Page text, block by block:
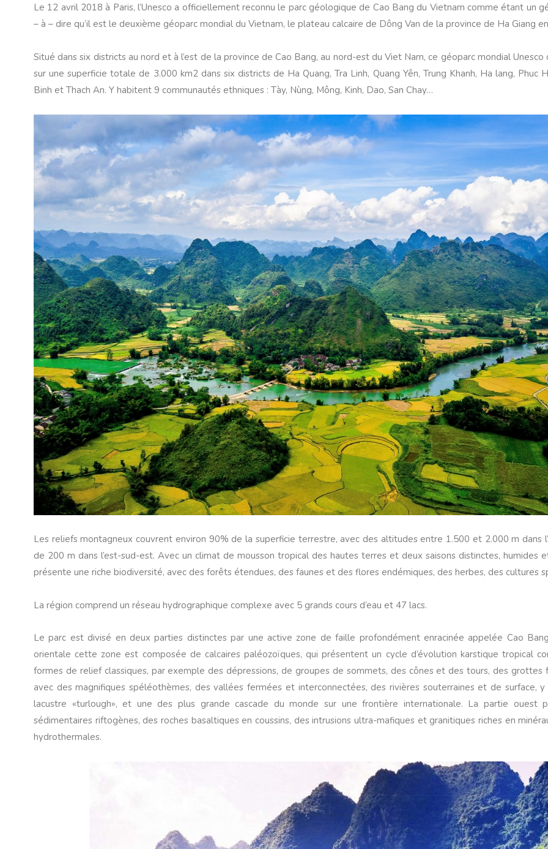
Le 12 avril 2018 à Paris, l’Unesco a officiellement reconnu le parc géologique de Cao Bang du Vietnam comme étant un
– à – dire qu’il est le deuxième géoparc mondial du Vietnam, le plateau calcaire de Dông Van de la province de Ha Giang
Situé dans six districts au nord et à l’est de la province de Cao Bang, au nord-est du Viet Nam, ce géoparc mondial Unesco
sur une superficie totale de 3.000 km2 dans six districts de Ha Quang, Tra Linh, Quang Yên, Trung Khanh, Ha lang, Phuc
Binh et Thach An. Y habitent 9 communautés ethniques : Tày, Nùng, Mông, Kinh, Dao, San Chay…
Les reliefs montagneux couvrent environ 90% de la superficie terrestre, avec des altitudes entre 1.500 et 2.000 m dans
de 200 m dans l’est-sud-est. Avec un climat de mousson tropical des hautes terres et deux saisons distinctes, humides
présente une riche biodiversité, avec des forêts étendues, des faunes et des flores endémiques, des herbes, des cultures
La région comprend un réseau hydrographique complexe avec 5 grands cours d’eau et 47 lacs.
Le parc est divisé en deux parties distinctes par une active zone de faille profondément enracinée appelée Cao
orientale cette zone est composée de calcaires paléozoïques, qui présentent un cycle d’évolution karstique tropical
formes de relief classiques, par exemple des dépressions, de groupes de sommets, des cônes et des tours, des grottes
avec des magnifiques spéléothèmes, des vallées fermées et interconnectées, des rivières souterraines et de surface,
lacustre «turlough», et une des plus grande cascade du monde sur une frontière internationale. La partie ouest
sédimentaires riftogènes, des roches basaltiques en coussins, des intrusions ultra-mafiques et granitiques riches en
hydrothermales.